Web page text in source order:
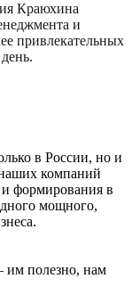
Краюхина
и
привлекательных
в России, но и
компаний
формирования в
мощного,
им полезно, нам